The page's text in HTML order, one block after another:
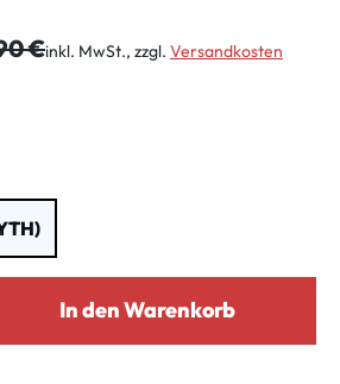
Preis:
€inkl. MwSt., zzgl. Versandkosten
In den Warenkorb